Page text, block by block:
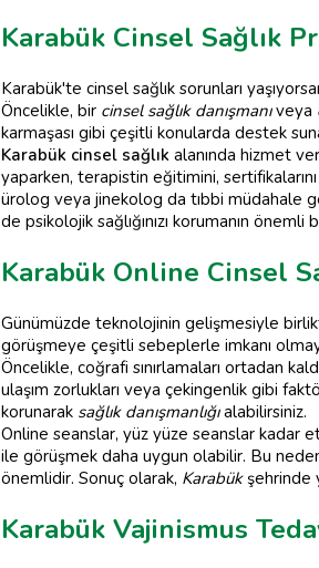
Karabük Cinsel Sağlık
Karabük'te cinsel sağlık sorunları
Öncelikle, bir cinsel sağlık danışmanıveya
karmaşası gibi çeşitli konularda destek
Karabük cinsel sağlık alanında hizmet
yaparken, terapistin eğitimini,
ürolog veya jinekolog da tıbbi müdahale
de psikolojik sağlığınızı korumanın önemli
Karabük Online Cinsel
Günümüzde teknolojinin gelişmesiyle
görüşmeye çeşitli sebeplerle imkanı
Öncelikle, coğrafi sınırlamaları ortadan
ulaşım zorlukları veya çekingenlik gibi
korunarak sağlık danışmanlığıalabilirsiniz.
Online seanslar, yüz yüze seanslar kadar
ile görüşmek daha uygun olabilir. Bu
önemlidir. Sonuç olarak, Karabükşehrinde
Karabük Vajinismus